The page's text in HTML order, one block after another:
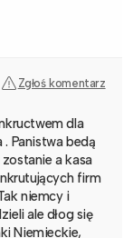
Zgłoś komentarz
dla
Panistwa bedą
a kasa
firm
niemcy i
ale dłog się
Niemieckie,